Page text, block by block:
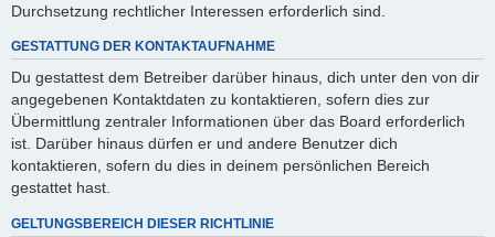
Durchsetzung rechtlicher Interessen erforderlich sind.
GESTATTUNG DER KONTAKTAUFNAHME
Du gestattest dem Betreiber darüber hinaus, dich unter den von dir
angegebenen Kontaktdaten zu kontaktieren, sofern dies zur
Übermittlung zentraler Informationen über das Board erforderlich
ist. Darüber hinaus dürfen er und andere Benutzer dich
kontaktieren, sofern du dies in deinem persönlichen Bereich
gestattet hast.
GELTUNGSBEREICH DIESER RICHTLINIE